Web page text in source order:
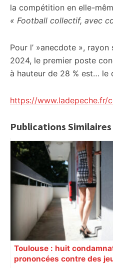
la compétition en elle-
« Football collectif, avec
Pour l’ »anecdote »,
2024, le premier poste
à hauteur de 28 % est… le
https://www.ladepeche.fr/
Publications Similaires
Toulouse : huit
prononcées contre des